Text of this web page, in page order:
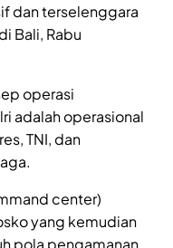
dan terselenggara
Bali, Rabu
operasi
adalah operasional
TNI, dan
center)
yang kemudian
pola pengamanan